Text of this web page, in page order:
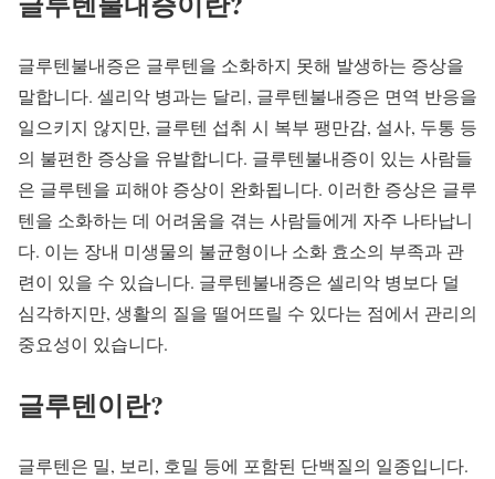
글루텐불내증은 글루텐을 소화하지 못해 발생하는 증상을
말합니다. 셀리악 병과는 달리, 글루텐불내증은 면역 반응을
일으키지 않지만, 글루텐 섭취 시 복부 팽만감, 설사, 두통 등
의 불편한 증상을 유발합니다. 글루텐불내증이 있는 사람들
은 글루텐을 피해야 증상이 완화됩니다. 이러한 증상은 글루
텐을 소화하는 데 어려움을 겪는 사람들에게 자주 나타납니
다. 이는 장내 미생물의 불균형이나 소화 효소의 부족과 관
련이 있을 수 있습니다. 글루텐불내증은 셀리악 병보다 덜
심각하지만, 생활의 질을 떨어뜨릴 수 있다는 점에서 관리의
중요성이 있습니다.
글루텐이란?
글루텐은 밀, 보리, 호밀 등에 포함된 단백질의 일종입니다.